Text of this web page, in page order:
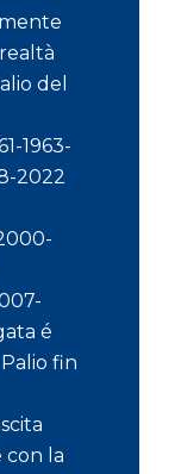
del
1963-
2022
é
fin
con la